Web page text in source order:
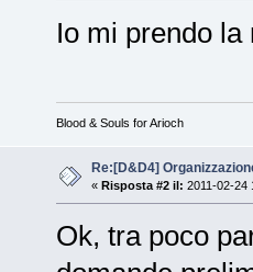
Io mi prendo
Blood & Souls for Arioch
Re:[D&D4]
« Risposta #2 il: 2011-02-24
Ok, tra poco